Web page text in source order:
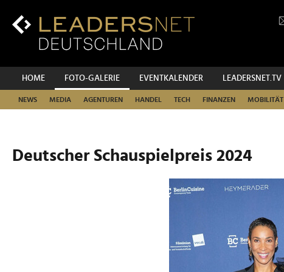
Inhalt
Hauptnavigation
HOME FOTO-GALERIE EVENTKALENDER LEADERSNET.TV
NEWS MEDIA AGENTUREN HANDEL TECH FINANZEN MOBILITÄT
Deutscher Schauspielpreis 2024